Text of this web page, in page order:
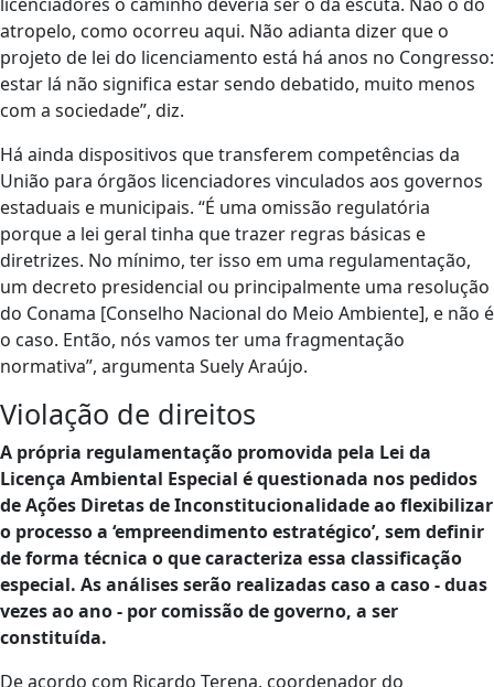
atropelo, como ocorreu aqui. Não adianta dizer que o
projeto de lei do licenciamento está há anos no Congresso:
estar lá não significa estar sendo debatido, muito menos
com a sociedade”, diz.
Há ainda dispositivos que transferem competências da
União para órgãos licenciadores vinculados aos governos
estaduais e municipais. “É uma omissão regulatória
porque a lei geral tinha que trazer regras básicas e
diretrizes. No mínimo, ter isso em uma regulamentação,
um decreto presidencial ou principalmente uma resolução
do Conama [Conselho Nacional do Meio Ambiente], e não é
o caso. Então, nós vamos ter uma fragmentação
normativa”, argumenta Suely Araújo.
Violação de direitos
A própria regulamentação promovida pela Lei da
Licença Ambiental Especial é questionada nos pedidos
de Ações Diretas de Inconstitucionalidade ao flexibilizar
o processo a ‘empreendimento estratégico’, sem definir
de forma técnica o que caracteriza essa classificação
especial. As análises serão realizadas caso a caso - duas
vezes ao ano - por comissão de governo, a ser
constituída.
De acordo com Ricardo Terena, coordenador do